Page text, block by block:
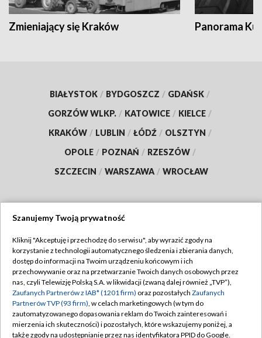
Zmieniający się Kraków Panorama
BIAŁYSTOK / BYDGOSZCZ / GDAŃSK /
GORZÓW WLKP. / KATOWICE / KIELCE /
KRAKÓW / LUBLIN / ŁÓDŹ / OLSZTYN /
OPOLE / POZNAŃ / RZESZÓW /
SZCZECIN / WARSZAWA / WROCŁAW
TVP
Abonament TVP
Emisja w TVP
Centrum informacji TVP
Naziemna Telewizja Cyfrowa
Regulamin TVP
Polityka prywatności
Moje zgody
Pomoc
Szanujemy Twoją prywatność
Kliknij "Akceptuję i przechodzę do serwisu", aby wyrazić zgody na
korzystanie z technologii automatycznego śledzenia i zbierania danych,
dostęp do informacji na Twoim urządzeniu końcowym i ich
przechowywanie oraz na przetwarzanie Twoich danych osobowych przez
nas, czyli Telewizję Polską S.A. w likwidacji (zwaną dalej również „TVP”),
Zaufanych Partnerów z IAB* (1201 firm) oraz pozostałych Zaufanych
Partnerów TVP (93 firm), w celach marketingowych (w tym do
zautomatyzowanego dopasowania reklam do Twoich zainteresowań i
mierzenia ich skuteczności) i pozostałych, które wskazujemy poniżej, a
także zgody na udostępnianie przez nas identyfikatora PPID do Google.